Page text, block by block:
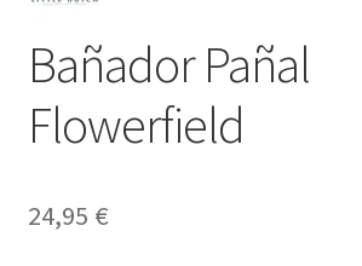
Bañador Pañal
Flowerfield
24,95 €